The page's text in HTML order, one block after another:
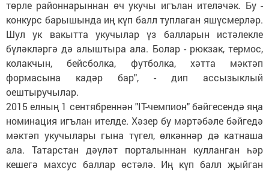
төрле районнарыннан өч укучы игълан ителәчәк. Бу -
конкурс барышында иң күп балл туплаган яшүсмерләр.
Шул ук вакытта укучылар үз балларын истәлекле
бүләкләргә дә алыштыра ала. Болар - рюкзак, термос,
колакчын, бейсболка, футболка, хәтта мәктәп
формасына кадәр бар", - дип ассызыклый
оештыручылар.
2015 елның 1 сентябреннән "IT-чемпион" бәйгесендә яңа
номинация игълан ителде. Хәзер бу мәртәбәле бәйгедә
мәктәп укучылары гына түгел, өлкәннәр дә катнаша
ала. Татарстан дәүләт порталыннан кулланган һәр
кешегә махсус баллар өстәлә. Иң күп балл җыйган